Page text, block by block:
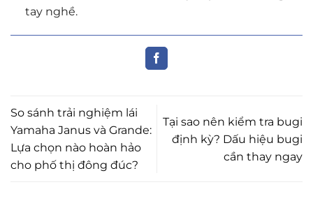
tay nghề.
So sánh trải nghiệm lái
Yamaha Janus và Grande:
Lựa chọn nào hoàn hảo
cho phố thị đông đúc?
Tại sao nên kiểm tra bugi
định kỳ? Dấu hiệu bugi
cần thay ngay